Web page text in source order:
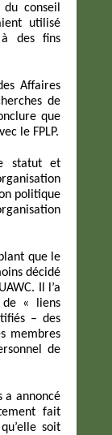
conseil
utilisé
des fins
Affaires
de
que
le FPLP.
statut et
politique
que le
décidé
Il l’a
de « liens
– des
membres
de
a annoncé
fait
soit